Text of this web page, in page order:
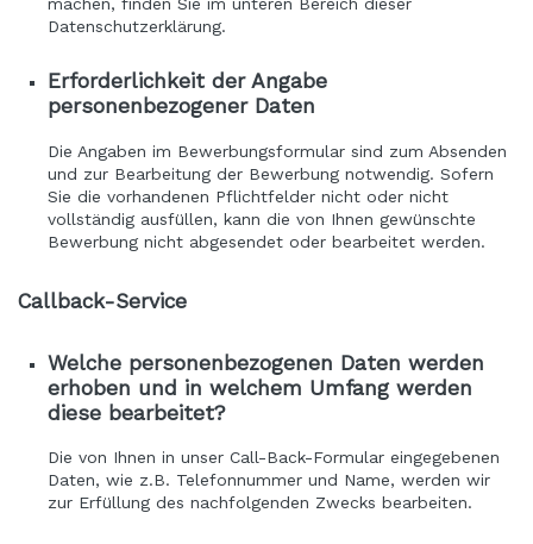
Datenschutzerklärung.
Erforderlichkeit der Angabe
personenbezogener Daten
Die Angaben im Bewerbungsformular sind zum Absenden
und zur Bearbeitung der Bewerbung notwendig. Sofern
Sie die vorhandenen Pflichtfelder nicht oder nicht
vollständig ausfüllen, kann die von Ihnen gewünschte
Bewerbung nicht abgesendet oder bearbeitet werden.
Callback-Service
Welche personenbezogenen Daten werden
erhoben und in welchem Umfang werden
diese bearbeitet?
Die von Ihnen in unser Call-Back-Formular eingegebenen
Daten, wie z.B. Telefonnummer und Name, werden wir
zur Erfüllung des nachfolgenden Zwecks bearbeiten.